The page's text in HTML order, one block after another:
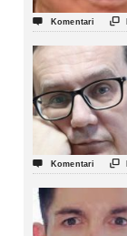
 Komentari 
 Komentari 